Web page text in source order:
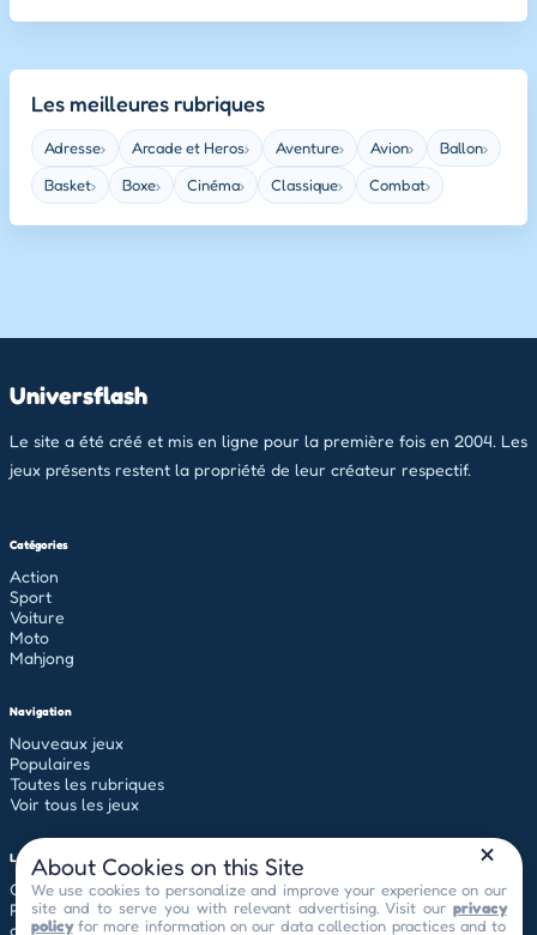
Les meilleures rubriques
Adresse› Arcade et Heros› Aventure› Avion› Ballon›
Basket› Boxe› Cinéma› Classique› Combat›
Universflash
Le site a été créé et mis en ligne pour la première fois en 2004. Les
jeux présents restent la propriété de leur créateur respectif.
Catégories
Action
Sport
Voiture
Moto
Mahjong
Navigation
Nouveaux jeux
Populaires
Toutes les rubriques
Voir tous les jeux
Légal
Conditions générales d'utilisation
Politique de confidentialité
contact[at]universflash.com
About Cookies on this Site
We use cookies to personalize and improve your experience on our
site and to serve you with relevant advertising. Visit our privacy
policyfor more information on our data collection practices and to